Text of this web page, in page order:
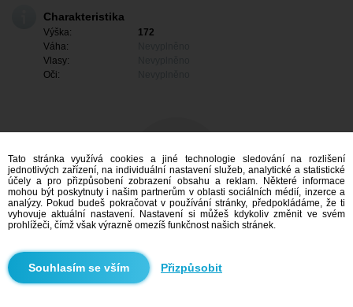
Charakteristika
Výška:
172
Váha:
Vlasy:
Oči:
Mám zájem
Vyhledávání
Tato stránka využívá cookies a jiné technologie sledování na rozlišení
jednotlivých zařízení, na individuální nastavení služeb, analytické a statistické
účely a pro přizpůsobení zobrazení obsahu a reklam. Některé informace
mohou být poskytnuty i našim partnerům v oblasti sociálních médií, inzerce a
analýzy. Pokud budeš pokračovat v používání stránky, předpokládáme, že ti
vyhovuje aktuální nastavení. Nastavení si můžeš kdykoliv změnit ve svém
prohlížeči, čímž však výrazně omezíš funkčnost našich stránek.
Přizpůsobit